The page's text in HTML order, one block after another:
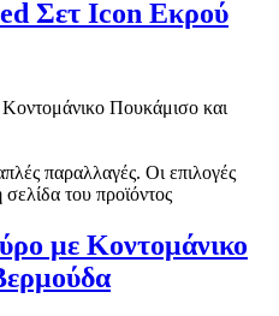
Σετ Icon Εκρού
παραλλαγές. Οι επιλογές
του προϊόντος
με Κοντομάνικο